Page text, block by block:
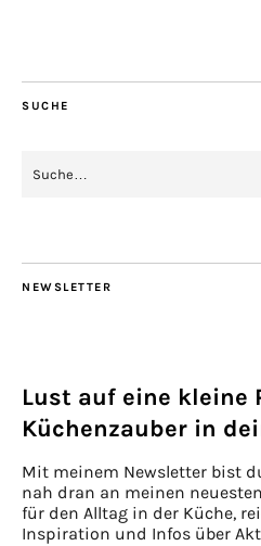
SUCHE
NEWSLETTER
Lust auf eine kleine
Küchenzauber in
Mit meinem Newsletter bist
nah dran an meinen
für den Alltag in der Küche,
Inspiration und Infos über